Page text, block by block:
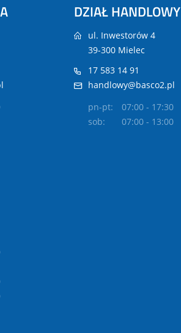
DZIAŁ HANDLOWY
ul. Inwestorów 4
39-300 Mielec
17 583 14 91
handlowy@basco2.pl
pn-pt:
07:00 - 17:30
sob:
07:00 - 13:00